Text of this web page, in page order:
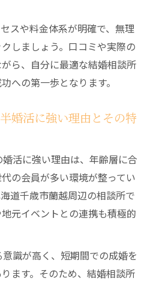
スや料金体系が明確で、無理
しましょう。口コミや実際の
ら、自分に最適な結婚相談所
への第一歩となります。
婚活に強い理由とその特
活に強い理由は、年齢層に合
の会員が多い環境が整ってい
道千歳市蘭越周辺の相談所で
元イベントとの連携も積極的
識が高く、短期間での成婚を
ます。そのため、結婚相談所